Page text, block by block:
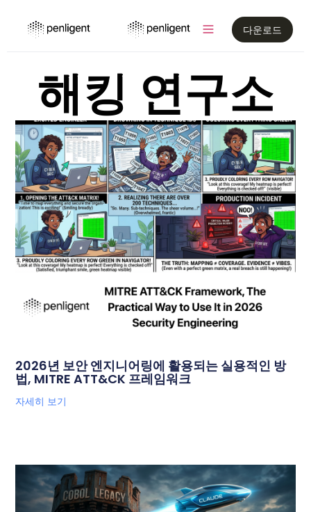
다운로드
해킹 연구소
2026년 보안 엔지니어링에 활용되는 실용적인 방
법, MITRE ATT&CK 프레임워크
자세히 보기